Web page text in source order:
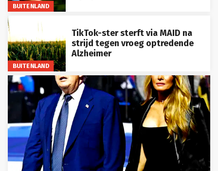
BUITENLAND
BUITENLAND
TikTok-ster sterft via MAID na
strijd tegen vroeg optredende
Alzheimer